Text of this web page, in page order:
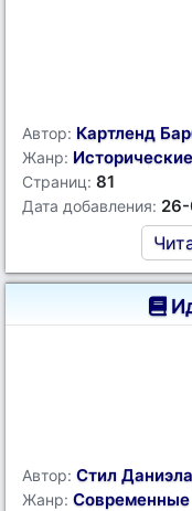
Автор: Картленд
Жанр:
Страниц: 81
Дата добавления:
Автор: Стил Даниэла
Жанр: